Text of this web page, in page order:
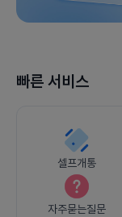
빠른 서비스
셀프개통
자주묻는질문